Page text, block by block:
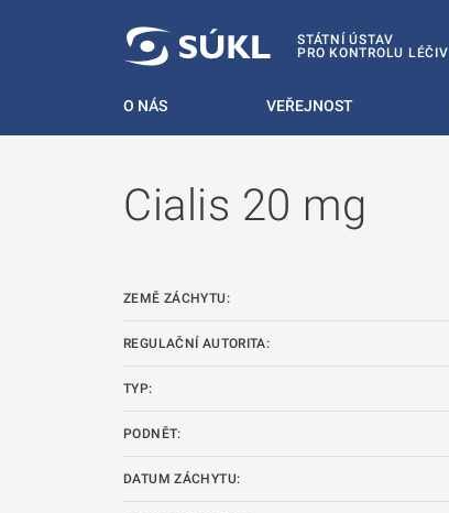
STÁTNÍ ÚSTAV
PRO KONTROLU LÉČIV
O NÁS VEŘEJNOST
Cialis 20 mg
ZEMĚ ZÁCHYTU:
REGULAČNÍ AUTORITA:
TYP:
PODNĚT:
DATUM ZÁCHYTU: